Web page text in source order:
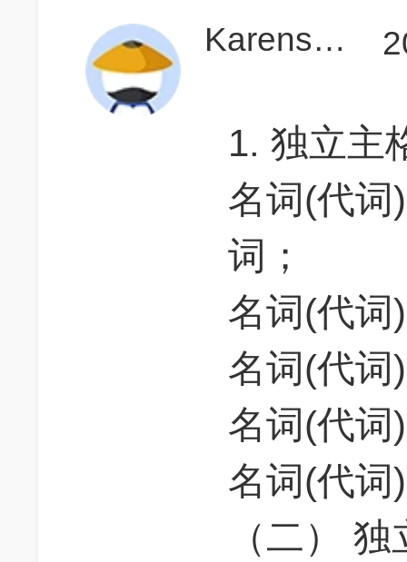
KarensGmat
1. 独立主
名词(代词
词；
名词(代词
名词(代词
名词(代词
名词(代词
（二）